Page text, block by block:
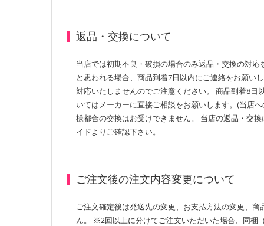
返品・交換について
当店では初期不良・破損の場合のみ返品・交換の対
と思われる場合、商品到着7日以内にご連絡をお願い
対応いたしませんのでご注意ください。 商品到着8日
いてはメーカーに直接ご相談をお願いします。(当店
様都合の交換はお受けできません。 当店の返品・交
イドよりご確認下さい。
ご注文後の注文内容変更について
ご注文確定後は発送先の変更、お支払方法の変更、
ん。 ※2回以上に分けてご注文いただいた場合、同梱